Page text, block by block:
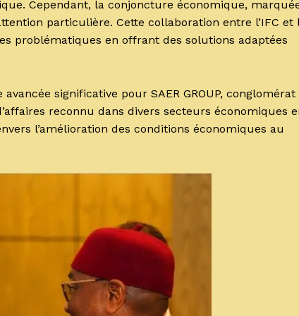
Cependant, la conjoncture économique,
particulière. Cette collaboration entre l’IFC et
problématiques en offrant des solutions adaptées
significative pour SAER GROUP, conglomérat
reconnu dans divers secteurs économiques
l’amélioration des conditions économiques au